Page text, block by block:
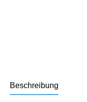
Beschreibung